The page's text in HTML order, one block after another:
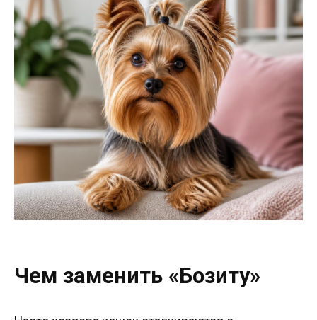
Чем заменить «Бозиту»